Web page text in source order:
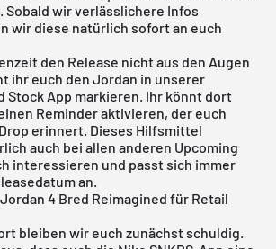
Sobald wir verlässlichere Infos
wir diese natürlich sofort an euch
den Release nicht aus den Augen
ihr euch den Jordan in unserer
Stock App markieren. Ihr könnt dort
Reminder aktivieren, der euch
erinnert. Dieses Hilfsmittel
auch bei allen anderen Upcoming
interessieren und passt sich immer
an.
4 Bred Reimagined für Retail
bleiben wir euch zunächst schuldig.